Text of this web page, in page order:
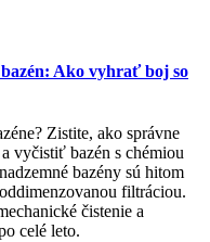
Ako vyhrať boj so
Zistite, ako správne
vyčistiť bazén s chémiou
bazény sú hitom
filtráciou.
čistenie a
celé leto.